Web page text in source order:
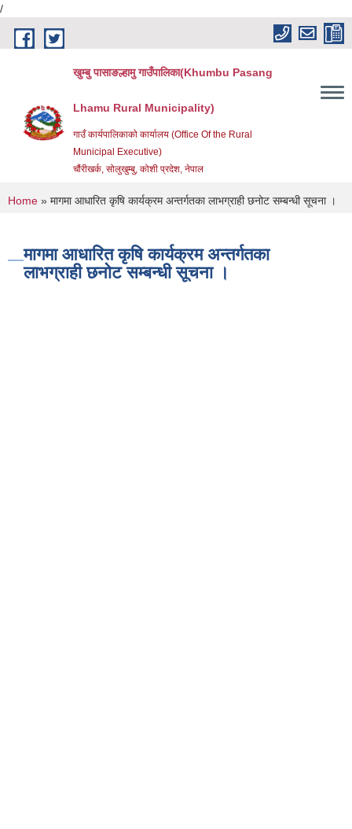
/
Skip to main content
खुम्बु पासाङल्हामु गाउँपालिका(Khumbu Pasang
Lhamu Rural Municipality)
गाउँ कार्यपालिकाको कार्यालय (Office Of the Rural
Municipal Executive)
चौंरीखर्क, सोलुखुम्बु, कोशी प्रदेश, नेपाल
You are here
Home » मागमा आधारित कृषि कार्यक्रम अन्तर्गतका लाभग्राही छनोट सम्बन्धी सूचना ।
मागमा आधारित कृषि कार्यक्रम अन्तर्गतका
लाभग्राही छनोट सम्बन्धी सूचना ।